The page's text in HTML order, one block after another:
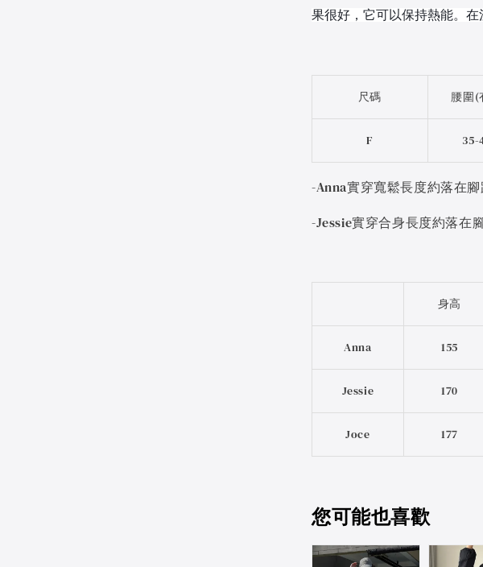
果很好，它可以保持熱能。
尺碼 腰圍(
F 35-
-Anna實穿寬鬆長度約落在
-Jessie實穿合身長度約落在
身高
Anna 155
Jessie 170
Joce 177
您可能也喜歡